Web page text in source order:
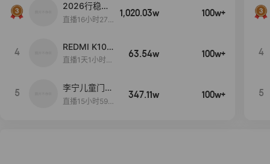
2026行稳致
远
直播16小时27
1,020.03w 100w+
4
REDMI K100
Pro系列新品
启！
直播1天1小时51
63.54w 100w+
5
李宁儿童门店
爆款赤兔8pr
直播15小时59
347.11w 100w+
4
5